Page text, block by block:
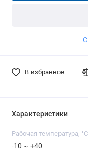
В избранное
Характеристики
Рабочая температура, °C
-10 ~ +40